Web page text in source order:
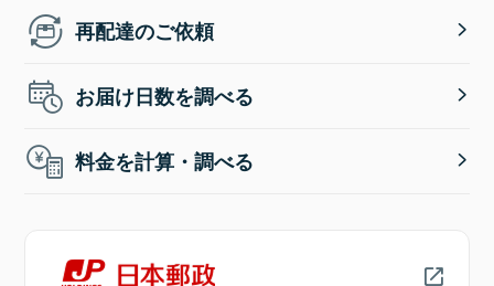
再配達のご依頼
お届け日数を調べる
料金を計算・調べる